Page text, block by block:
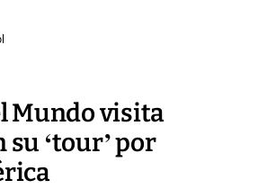
Mundo visita
su ‘tour’ por